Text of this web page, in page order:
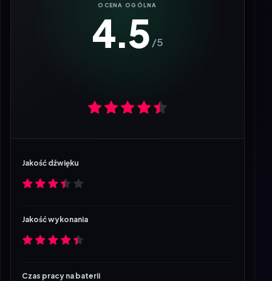
4.5
Jakość dźwięku
Jakość wykonania
Czas pracy na baterii